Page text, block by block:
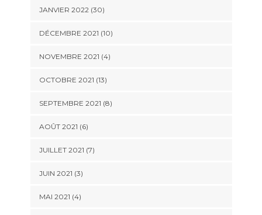
JANVIER 2022 (30)
DÉCEMBRE 2021 (10)
NOVEMBRE 2021 (4)
OCTOBRE 2021 (13)
SEPTEMBRE 2021 (8)
AOÛT 2021 (6)
JUILLET 2021 (7)
JUIN 2021 (3)
MAI 2021 (4)